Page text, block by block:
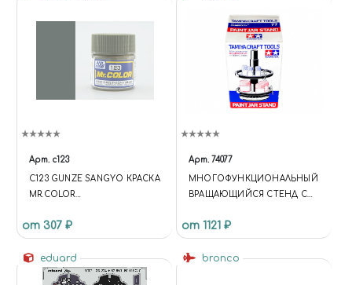
Арт. c123
C123 GUNZE SANGYO КРАСКА
MR.COLOR
DARK GREEN (SEMI GLOSS)
ПОЛУМАТОВЫЙ)
от 307 ₽
Арт. 74077
МНОГОФУНКЦИОНАЛЬНЫЙ
ВРАЩАЮЩИЙСЯ СТЕНД С
от 1121 ₽
eduard bronco